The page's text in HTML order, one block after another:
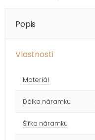
Popis
Vlastnosti
Materiál
Délka náramku
Šířka náramku